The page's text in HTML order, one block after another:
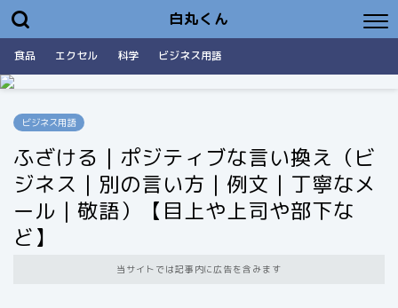
白丸くん
食品 エクセル 科学 ビジネス用語
ビジネス用語
ふざける｜ポジティブな言い換え（ビ
ジネス｜別の言い方｜例文｜丁寧なメ
ール｜敬語）【目上や上司や部下な
ど】
当サイトでは記事内に広告を含みます